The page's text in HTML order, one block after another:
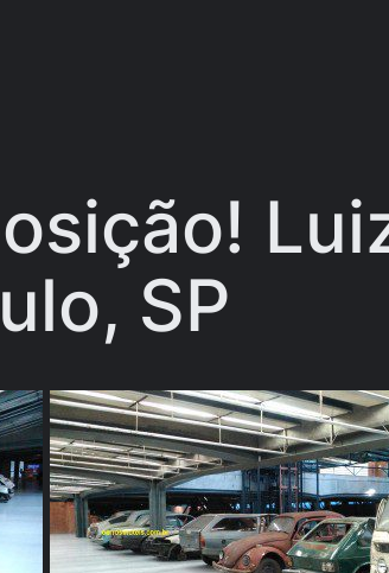
SP